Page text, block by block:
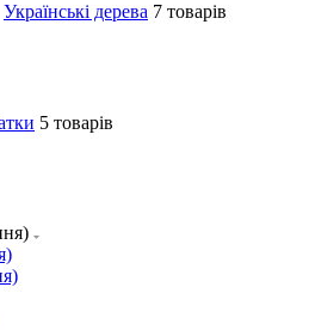
Українські дерева 7 товарів
5 товарів